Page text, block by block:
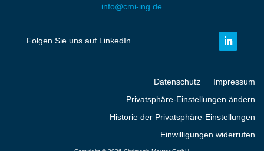
info@cmi-ing.de
Folgen Sie uns auf LinkedIn
Datenschutz
Impressum
Privatsphäre-Einstellungen ändern
Historie der Privatsphäre-Einstellungen
Einwilligungen widerrufen